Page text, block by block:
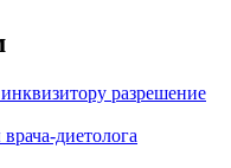
разрешение
диетолога